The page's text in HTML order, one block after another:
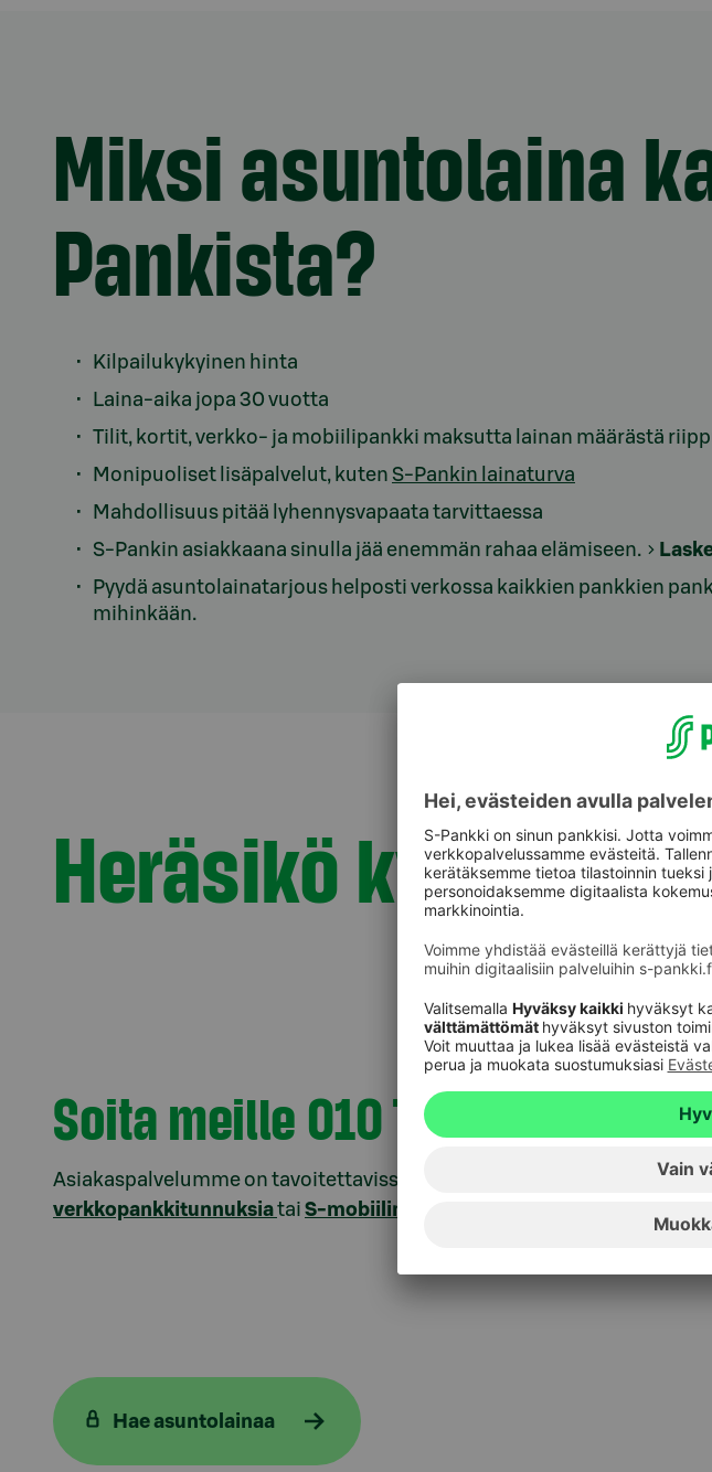
Miksi asuntolaina
Pankista?
Kilpailukykyinen hinta
Laina-aika jopa 30 vuotta
Tilit, kortit, verkko- ja mobiilipankki maksutta lainan määrästä
Monipuoliset lisäpalvelut, kuten S-Pankin lainaturva
Mahdollisuus pitää lyhennysvapaata tarvittaessa
S-Pankin asiakkaana sinulla jää enemmän rahaa elämiseen.
Pyydä asuntolainatarjous helposti verkossa kaikkien pankkien
mihinkään.
Heräsikö
Soita meille 010 76 5800
Asiakaspalvelumme on tavoitettavissa ma–pe klo 9–16 (pvm/mpm).
verkkopankkitunnuksiatai S-mobiilin tunnistamista
Hae asuntolainaa